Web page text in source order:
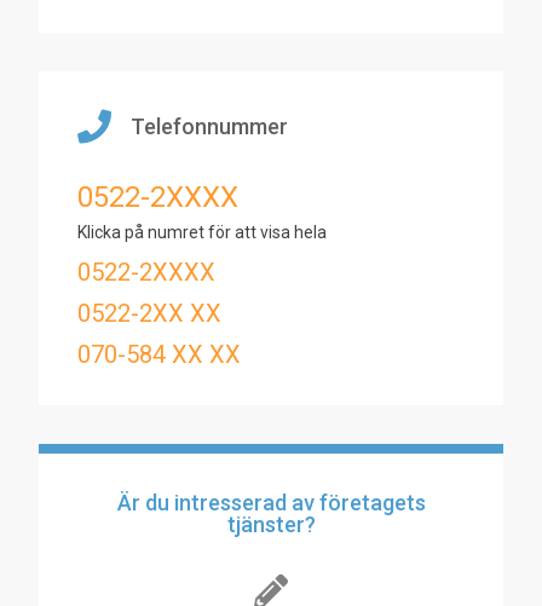
Telefonnummer
0522-2XXXX
Klicka på numret för att visa hela
0522-2XXXX
0522-2XX XX
070-584 XX XX
Är du intresserad av företagets
tjänster?